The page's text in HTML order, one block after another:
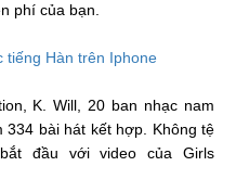
phí của bạn.
tiếng Hàn trên Iphone
K. Will, 20 ban nhạc nam
334 bài hát kết hợp. Không tệ
đầu với video của Girls